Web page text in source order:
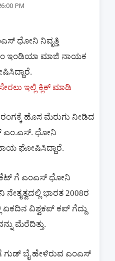
PM
ಧೋನಿ ನಿವೃತ್ತಿ
ಇಂಡಿಯಾ ಮಾಜಿ ನಾಯಕ
ಇಲ್ಲಿ ಕ್ಲಿಕ್ ಮಾಡಿ
ಎಂ.ಎಸ್. ಧೋನಿ
ಘೋಷಿಸಿದ್ದಾರೆ.
ಗೆ ಎಂಎಸ್ ಧೋನಿ
ಭಾರತ 2008ರ
ಏಕದಿನ ವಿಶ್ವಕಪ್ ಕಪ್ ಗೆದ್ದು
ಮೆರೆದಿತ್ತು.
ಗುಡ್ ಬೈ ಹೇಳಿರುವ ಎಂಎಸ್